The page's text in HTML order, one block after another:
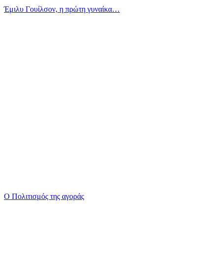
Έμιλυ Γουίλσον, η πρώτη γυναίκα…
Ο Πολιτισμός της αγοράς